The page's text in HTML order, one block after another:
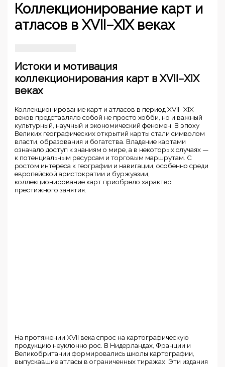
Коллекционирование карт и
атласов в XVII–XIX веках
Истоки и мотивация
коллекционирования карт в XVII–XIX
веках
Коллекционирование карт и атласов в период XVII–XIX
веков представляло собой не просто хобби, но и важный
культурный, научный и экономический феномен. В эпоху
Великих географических открытий карты стали символом
власти, образования и богатства. Владение картами
означало доступ к знаниям о мире, а в некоторых случаях —
к потенциальным ресурсам и торговым маршрутам. С
ростом интереса к географии и навигации, особенно среди
европейской аристократии и буржуазии,
коллекционирование карт приобрело характер
престижного занятия.
На протяжении XVII века спрос на картографическую
продукцию неуклонно рос. В Нидерландах, Франции и
Великобритании формировались школы картографии,
выпускавшие атласы в ограниченных тиражах. Эти издания